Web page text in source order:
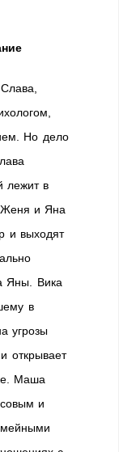
Но дело
лежит в
Женя и Яна
и выходят
Яны. Вика
в
угрозы
открывает
Маша
и